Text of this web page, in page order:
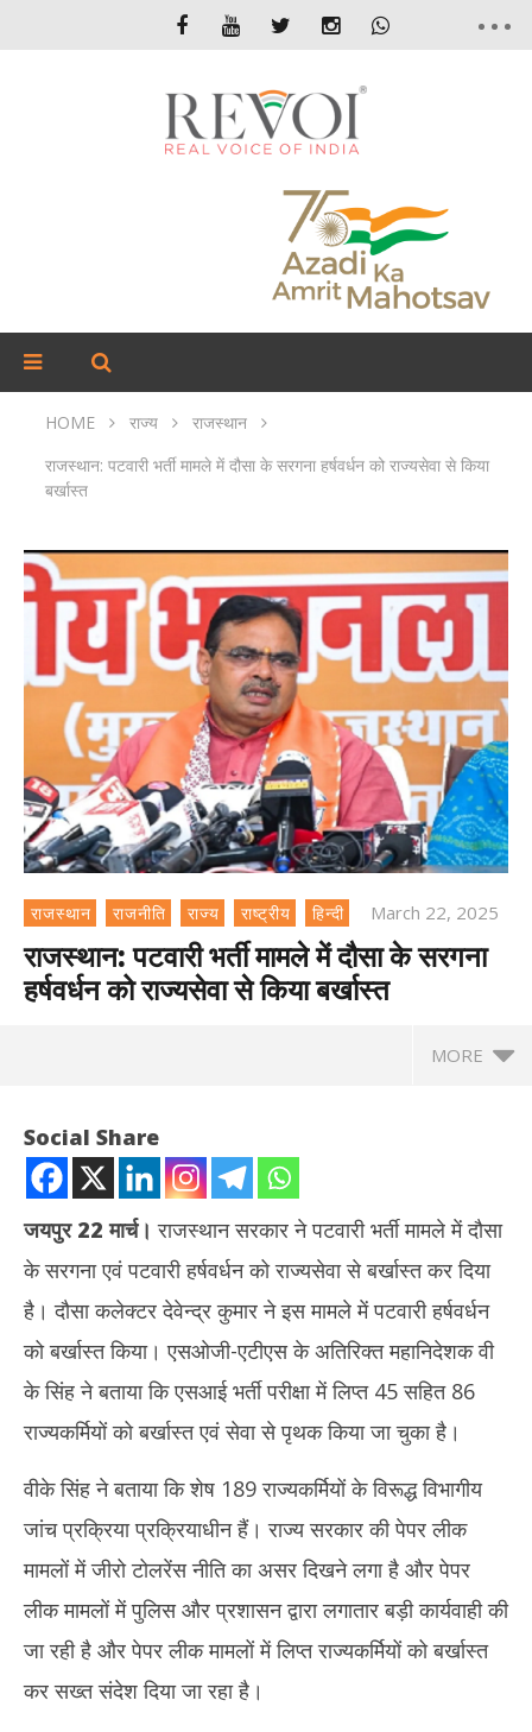
HOME राज्य
राजस्थान
राजस्थान: पटवारी भर्ती मामले में दौसा के सरगना हर्षवर्धन को राज्यसेवा से किया
बर्खास्त
राजस्थान राजनीति राज्य राष्ट्रीय हिन्दी March 22, 2025
राजस्थान: पटवारी भर्ती मामले में दौसा के सरगना
हर्षवर्धन को राज्यसेवा से किया बर्खास्त
MORE
बर्खास्त
March
22,
2025
Social Share
जयपुर 22 मार्च। राजस्थान सरकार ने पटवारी भर्ती मामले में दौसा
के सरगना एवं पटवारी हर्षवर्धन को राज्यसेवा से बर्खास्त कर दिया
है। दौसा कलेक्टर देवेन्द्र कुमार ने इस मामले में पटवारी हर्षवर्धन
को बर्खास्त किया। एसओजी-एटीएस के अतिरिक्त महानिदेशक वी
के सिंह ने बताया कि एसआई भर्ती परीक्षा में लिप्त 45 सहित 86
राज्यकर्मियों को बर्खास्त एवं सेवा से पृथक किया जा चुका है।
वीके सिंह ने बताया कि शेष 189 राज्यकर्मियों के विरूद्ध विभागीय
जांच प्रक्रिया प्रक्रियाधीन हैं। राज्य सरकार की पेपर लीक
मामलों में जीरो टोलरेंस नीति का असर दिखने लगा है और पेपर
लीक मामलों में पुलिस और प्रशासन द्वारा लगातार बड़ी कार्यवाही की
जा रही है और पेपर लीक मामलों में लिप्त राज्यकर्मियों को बर्खास्त
कर सख्त संदेश दिया जा रहा है।